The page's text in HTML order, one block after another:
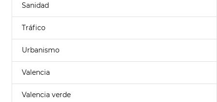
Sanidad
Tráfico
Urbanismo
Valencia
Valencia verde